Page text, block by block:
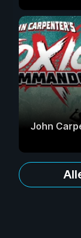
John